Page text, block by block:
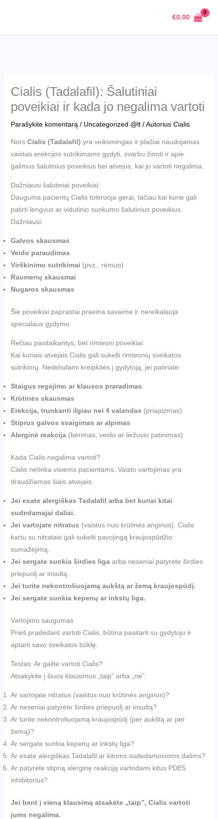
€0.00
Cialis (Tadalafil): Šalutiniai
poveikiai ir kada jo negalima vartoti
Parašykite komentarą / Uncategorized @lt/ Autorius Cialis
Nors Cialis (Tadalafil) yra veiksmingas ir plačiai naudojamas
vaistas erekcijos sutrikimams gydyti, svarbu žinoti ir apie
galimus šalutinius poveikius bei atvejus, kai jo vartoti negalima.
Dažniausi šalutiniai poveikiai:
Dauguma pacientų Cialis toleruoja gerai, tačiau kai kurie gali
patirti lengvus ar vidutinio sunkumo šalutinius poveikius.
Dažniausi:
Galvos skausmas
Veido paraudimas
Virškinimo sutrikimai (pvz., rėmuo)
Raumenų skausmai
Nugaros skausmas
Šie poveikiai paprastai praeina savaime ir nereikalauja
specialaus gydymo.
Rečiau pasitaikantys, bet rimtesni poveikiai:
Kai kuriais atvejais Cialis gali sukelti rimtesnių sveikatos
sutrikimų. Nedelsdami kreipkitės į gydytoją, jei patiriate:
Staigus regėjimo ar klausos praradimas
Krūtinės skausmas
Erekcija, trunkanti ilgiau nei 4 valandas (priapizmas)
Stiprus galvos svaigimas ar alpimas
Alerginė reakcija(bėrimas, veido ar liežuvio patinimas)
Kada Cialis negalima vartoti?
Cialis netinka visiems pacientams. Vaisto vartojimas yra
draudžiamas šiais atvejais:
Jei esate alergiškas Tadalafil arba bet kuriai kitai
sudedamajai daliai.
Jei vartojate nitratus (vaistus nuo krūtinės anginos). Cialis
kartu su nitratais gali sukelti pavojingą kraujospūdžio
sumažėjimą.
Jei sergate sunkia širdies ligaarba neseniai patyrėte širdies
priepuolį ar insultą.
Jei turite nekontroliuojamą aukštą ar žemą kraujospūdį.
Jei sergate sunkia kepenų ar inkstų liga.
Vartojimo saugumas
Prieš pradedant vartoti Cialis, būtina pasitarti su gydytoju ir
aptarti savo sveikatos būklę.
Testas: Ar galite vartoti Cialis?
Atsakykite į šiuos klausimus „taip” arba „ne”:
Ar vartojate nitratus (vaistus nuo krūtinės anginos)?
Ar neseniai patyrėte širdies priepuolį ar insultą?
Ar turite nekontroliuojamą kraujospūdį (per aukštą ar per
žemą)?
Ar sergate sunkia kepenų ar inkstų liga?
Ar esate alergiškas Tadalafil ar kitoms sudedamosioms dalims?
Ar patyrėte stiprią alerginę reakciją vartodami kitus PDE5
inhibitorius?
Jei bent į vieną klausimą atsakėte „taip”, Cialis vartoti
jums negalima.